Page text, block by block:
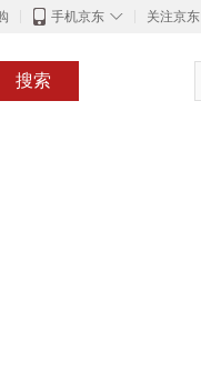
◇
手机京东 关注京东
搜索